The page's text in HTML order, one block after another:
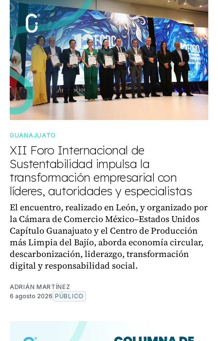
GUANAJUATO
XII Foro Internacional de
Sustentabilidad impulsa la
transformación empresarial con
líderes, autoridades y especialistas
El encuentro, realizado en León, y organizado por
la Cámara de Comercio México–Estados Unidos
Capítulo Guanajuato y el Centro de Producción
más Limpia del Bajío, aborda economía circular,
descarbonización, liderazgo, transformación
digital y responsabilidad social.
ADRIÁN MARTÍNEZ
6 agosto 2026 PÚBLICO